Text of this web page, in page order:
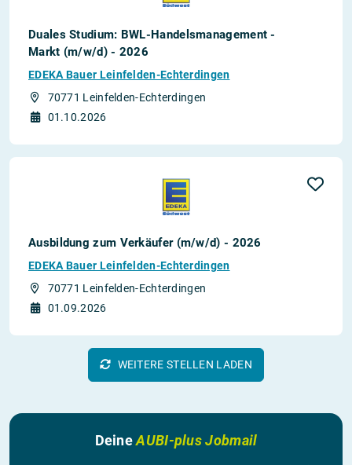
Duales Studium: BWL-Handelsmanagement -
Markt (m/w/d) - 2026
EDEKA Bauer Leinfelden-Echterdingen
70771 Leinfelden-Echterdingen
01.10.2026
Ausbildung zum Verkäufer (m/w/d) - 2026
EDEKA Bauer Leinfelden-Echterdingen
70771 Leinfelden-Echterdingen
01.09.2026
WEITERE STELLEN LADEN
DeineAUBI-plus Jobmail